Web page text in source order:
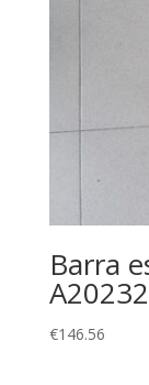
Barra
€146.56